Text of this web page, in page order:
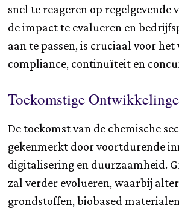
snel te reageren op regelgevende
de impact te evalueren en
aan te passen, is cruciaal voor
compliance, continuïteit en
Toekomstige
De toekomst van de chemische
gekenmerkt door voortdurende
digitalisering en duurzaamheid.
zal verder evolueren, waarbij
grondstoffen, biobased